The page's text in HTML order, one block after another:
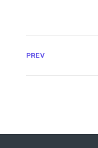
PREV